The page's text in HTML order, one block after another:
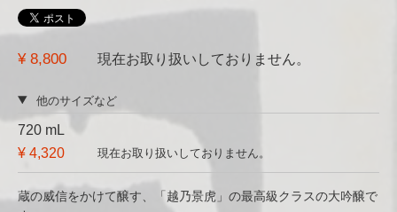
¥ 8,800 現在お取り扱いしておりません。
他のサイズなど
720 mL
¥ 4,320
現在お取り扱いしておりません。
蔵の威信をかけて醸す、「越乃景虎」の最高級クラスの大吟醸で